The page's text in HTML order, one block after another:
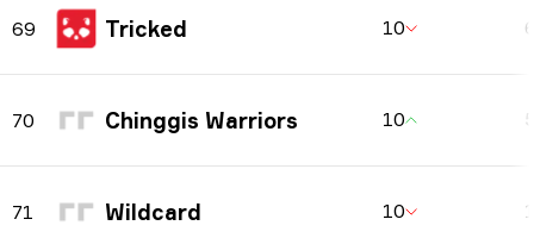
69 Tricked 10
70 Chinggis Warriors 10
71 Wildcard 10